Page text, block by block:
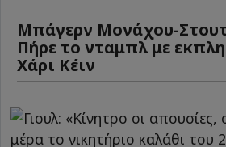
Μπάγερν Μονάχου-
Πήρε το νταμπλ με
Χάρι Κέιν